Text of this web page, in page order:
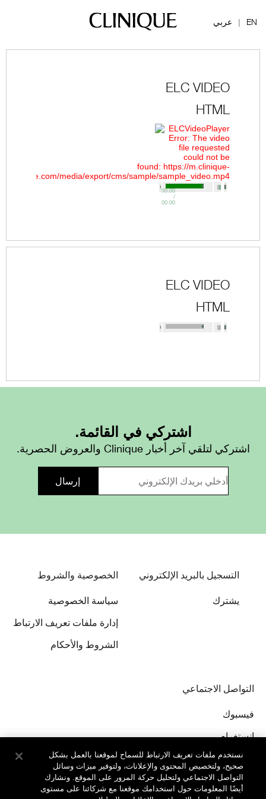
EN
| عربي
ELC VIDEO
HTML
ELCVideoPlayer
Error: The video
file requested
could not be
found: https://m.clinique-
me.com/media/export/cms/sample/sample_video.mp4
00:00
/
00:00
ELC VIDEO
HTML
اشتركي في القائمة.
اشتركي لتلقي آخر أخبار Clinique والعروض الحصرية.
التسجيل بالبريد الإلكتروني
يشترك
الخصوصية والشروط
سياسة الخصوصية
إدارة ملفات تعريف الارتباط
الشروط والأحكام
التواصل الاجتماعي
فيسبوك
إنستغرام
نستخدم ملفات تعريف الارتباط للسماح لموقعنا بالعمل بشكل
صحيح، ولتخصيص المحتوى والإعلانات، ولتوفير ميزات وسائل
التواصل الاجتماعي ولتحليل حركة المرور على الموقع. ونشارك
أيضًا المعلومات حول استخدامك موقعنا مع شركائنا على مستوى